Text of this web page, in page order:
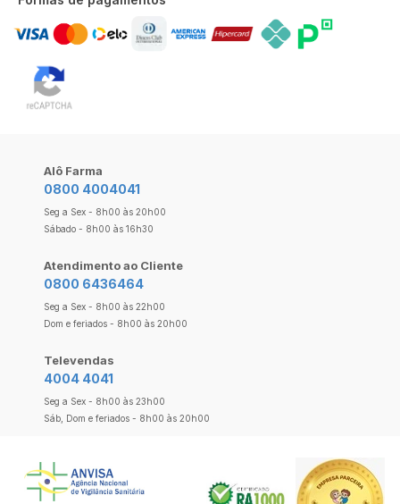
Alô Farma
0800 4004041
Seg a Sex - 8h00 às 20h00
Sábado - 8h00 às 16h30
Atendimento ao Cliente
0800 6436464
Seg a Sex - 8h00 às 22h00
Dom e feriados - 8h00 às 20h00
Televendas
4004 4041
Seg a Sex - 8h00 às 23h00
Sáb, Dom e feriados - 8h00 às 20h00